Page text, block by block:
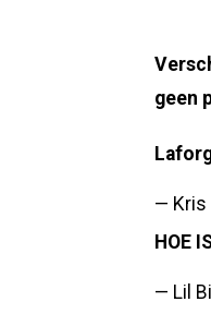
geen
— Kris
HOE
— Lil